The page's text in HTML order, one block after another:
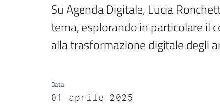
Su Agenda Digitale, Lucia
tema, esplorando in particolare il
alla trasformazione digitale degli
Data:
01 aprile 2025